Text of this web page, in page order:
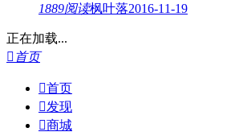
1889阅读枫叶落2016-11-19
正在加载...
 首页
首页
发现
商城